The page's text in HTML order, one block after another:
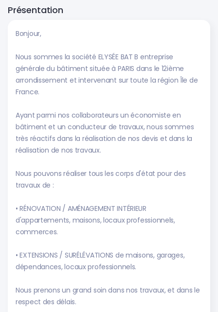
Présentation
Bonjour,
Nous sommes la société ELYSÉE BAT B entreprise
générale du bâtiment située à PARIS dans le 12ième
arrondissement et intervenant sur toute la région Île de
France.
Ayant parmi nos collaborateurs un économiste en
bâtiment et un conducteur de travaux, nous sommes
très réactifs dans la réalisation de nos devis et dans la
réalisation de nos travaux.
Nous pouvons réaliser tous les corps d'état pour des
travaux de :
• RÉNOVATION / AMÉNAGEMENT INTÉRIEUR
d'appartements, maisons, locaux professionnels,
commerces.
• EXTENSIONS / SURÉLÉVATIONS de maisons, garages,
dépendances, locaux professionnels.
Nous prenons un grand soin dans nos travaux, et dans le
respect des délais.